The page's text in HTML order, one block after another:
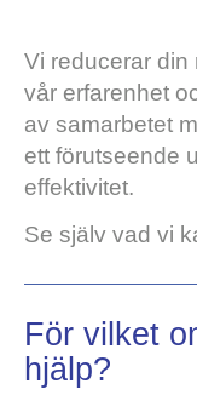
Vi reducerar din
vår erfarenhet
av samarbetet
ett förutseende
effektivitet.
Se själv vad vi
För vilket
hjälp?